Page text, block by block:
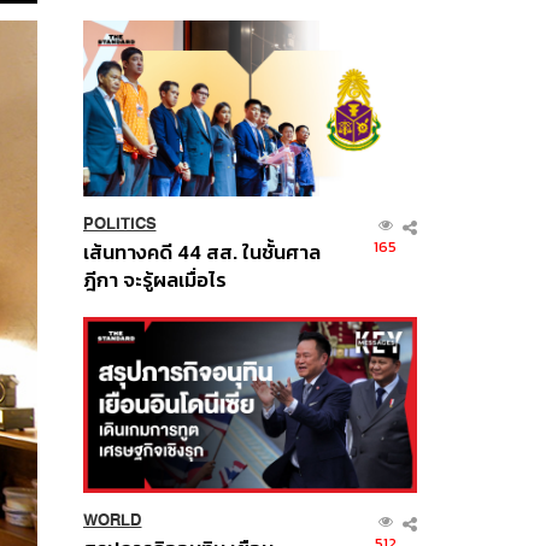
POLITICS
เส้นทางคดี 44 สส. ในชั้นศาล
ฎีกา จะรู้ผลเมื่อไร
165
WORLD